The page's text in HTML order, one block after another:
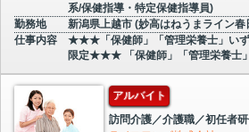
系/保健指導・特定保健指導員)
勤務地
新潟県上越市 (妙高はねうまライン春
仕事内容
★★★「保健師」「管理栄養士」いず
限定★★★ 「保健師」「管理栄養士
アルバイト
訪問介護／介護職／初任者